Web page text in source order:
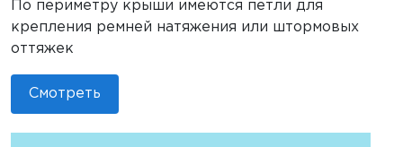
По периметру крыши имеются петли для
крепления ремней натяжения или штормовых
оттяжек
Смотреть